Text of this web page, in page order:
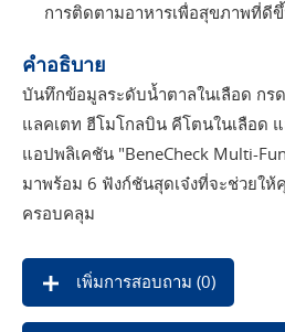
การติดตามอาหารเพื่อสุขภาพที่ดี
คำอธิบาย
บันทึกข้อมูลระดับน้ำตาลในเลือด กร
แลคเตท ฮีโมโกลบิน คีโตนในเลือด
แอปพลิเคชัน "BeneCheck Multi-
มาพร้อม 6 ฟังก์ชันสุดเจ๋งที่จะช่วยใ
ครอบคลุม
เพิ่มการสอบถาม (0)